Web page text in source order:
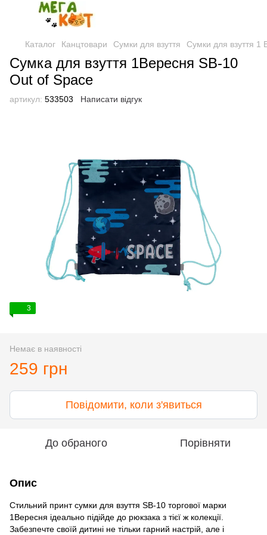
Каталог Канцтовари Сумки для взуття Сумки для взуття 1
Сумка для взуття 1Вересня SB-10
Out of Space
артикул: 533503 Написати відгук
3
Немає в наявності
259 грн
Повідомити, коли з'явиться
До обраного Порівняти
Опис
Стильний принт сумки для взуття SB-10 торгової марки
1Вересня ідеально підійде до рюкзака з тієї ж колекції.
Забезпечте своїй дитині не тільки гарний настрій, але і